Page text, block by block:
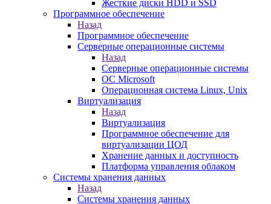
Жесткие диски HDD и SSD
Программное обеспечение
Назад
Программное обеспечение
Серверные операционные системы
Назад
Серверные операционные системы
ОС Microsoft
Операционная система Linux, Unix
Виртуализация
Назад
Виртуализация
Программное обеспечение для
виртуализации ЦОД
Хранение данных и доступность
Платформа управления облаком
Системы хранения данных
Назад
Системы хранения данных